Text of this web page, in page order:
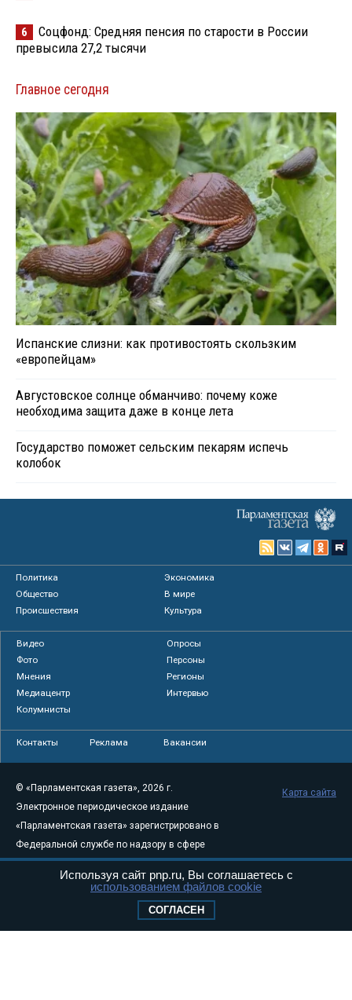
6
Соцфонд: Средняя пенсия по старости в России
превысила 27,2 тысячи
Главное сегодня
Испанские слизни: как противостоять скользким
«европейцам»
Августовское солнце обманчиво: почему коже
необходима защита даже в конце лета
Государство поможет сельским пекарям испечь
колобок
Политика
Экономика
Общество
В мире
Происшествия
Культура
Видео
Опросы
Фото
Персоны
Мнения
Регионы
Медиацентр
Интервью
Колумнисты
Контакты Реклама Вакансии
© «Парламентская газета», 2026 г.
Электронное периодическое издание
«Парламентская газета» зарегистрировано в
Федеральной службе по надзору в сфере
связи, информационных технологий и
массовых коммуникаций (Роскомнадзор) 05
Свидетельство о регистрации Эл № ФС77-
Карта сайта
Используя сайт pnp.ru, Вы соглашаетесь с
использованием файлов cookie
СОГЛАСЕН